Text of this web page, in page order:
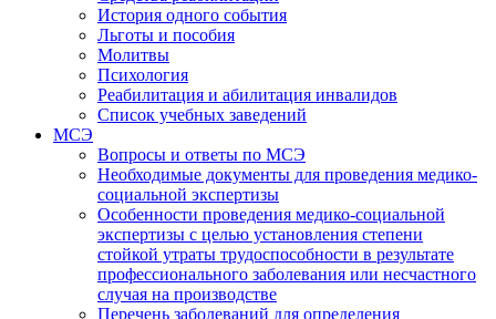
История одного события
Льготы и пособия
Молитвы
Психология
Реабилитация и абилитация инвалидов
Список учебных заведений
МСЭ
Вопросы и ответы по МСЭ
Необходимые документы для проведения медико-
социальной экспертизы
Особенности проведения медико-социальной
экспертизы с целью установления степени
стойкой утраты трудоспособности в результате
профессионального заболевания или несчастного
случая на производстве
Перечень заболеваний для определения